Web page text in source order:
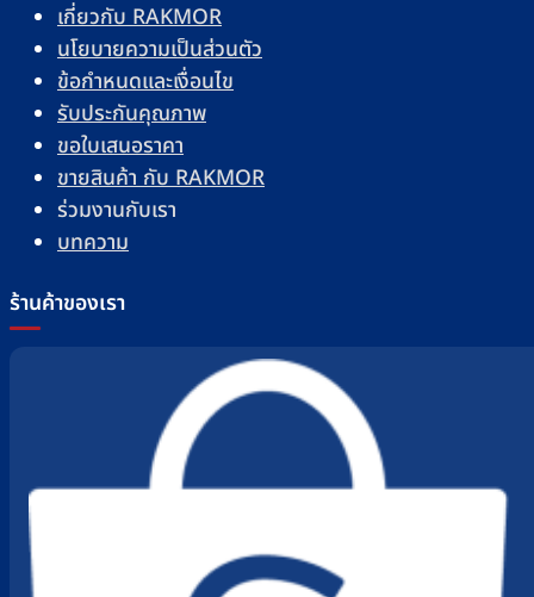
เกี่ยวกับ RAKMOR
นโยบายความเป็นส่วนตัว
ข้อกำหนดและเงื่อนไข
รับประกันคุณภาพ
ขอใบเสนอราคา
ขายสินค้า กับ RAKMOR
ร่วมงานกับเรา
บทความ
ร้านค้าของเรา